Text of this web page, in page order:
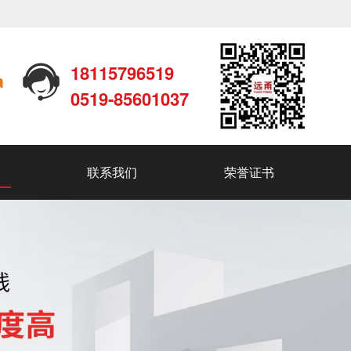
18115796519
0519-85601037
联系我们 荣誉证书